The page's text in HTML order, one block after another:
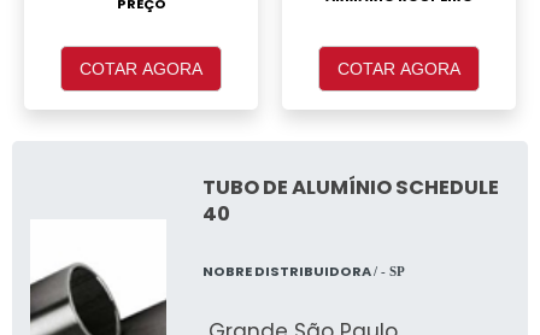
PREÇO
COTAR AGORA COTAR AGORA
TUBO DE ALUMÍNIO SCHEDULE
40
NOBRE DISTRIBUIDORA/ - SP